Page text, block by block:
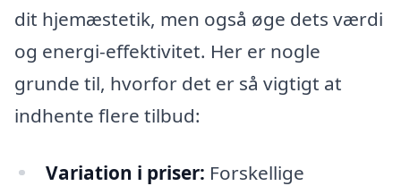
dit hjemæstetik, men også øge dets værdi
og energi-effektivitet. Her er nogle
grunde til, hvorfor det er så vigtigt at
indhente flere tilbud:
Variation i priser: Forskellige